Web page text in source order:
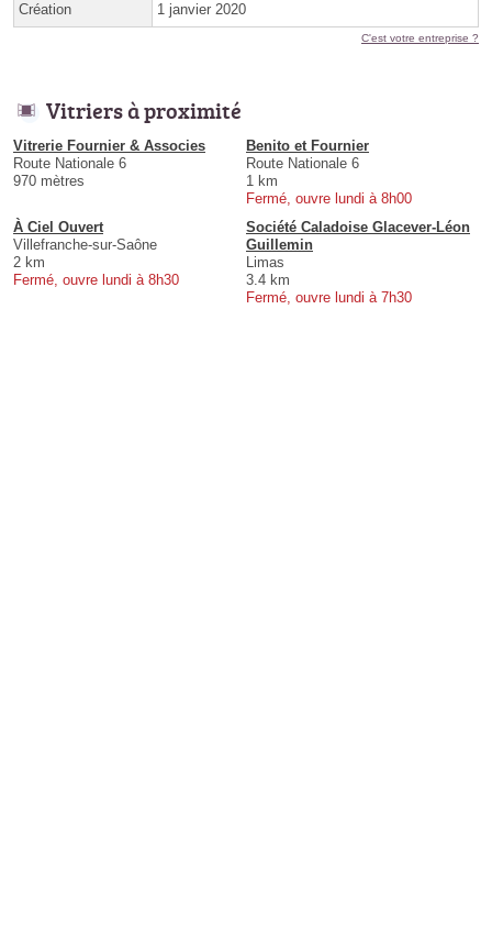
Création 1 janvier 2020
C'est votre entreprise ?
Vitriers à proximité
Vitrerie Fournier & Associes
Route Nationale 6
970 mètres
Benito et Fournier
Route Nationale 6
1 km
Fermé, ouvre lundi à 8h00
À Ciel Ouvert
Villefranche-sur-Saône
2 km
Fermé, ouvre lundi à 8h30
Société Caladoise Glacever-Léon
Guillemin
Limas
3.4 km
Fermé, ouvre lundi à 7h30